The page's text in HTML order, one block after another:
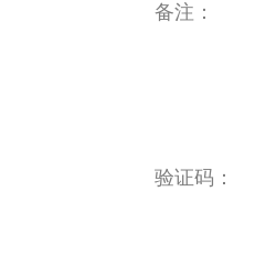
备注：
验证码：